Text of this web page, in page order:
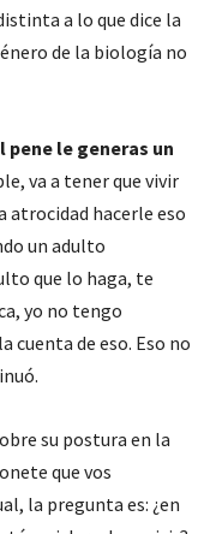
a lo que dice la
de la biología no
pene le generas un
va a tener que vivir
atrocidad hacerle eso
un adulto
que lo haga, te
yo no tengo
cuenta de eso. Eso no
su postura en la
que vos
la pregunta es: ¿en